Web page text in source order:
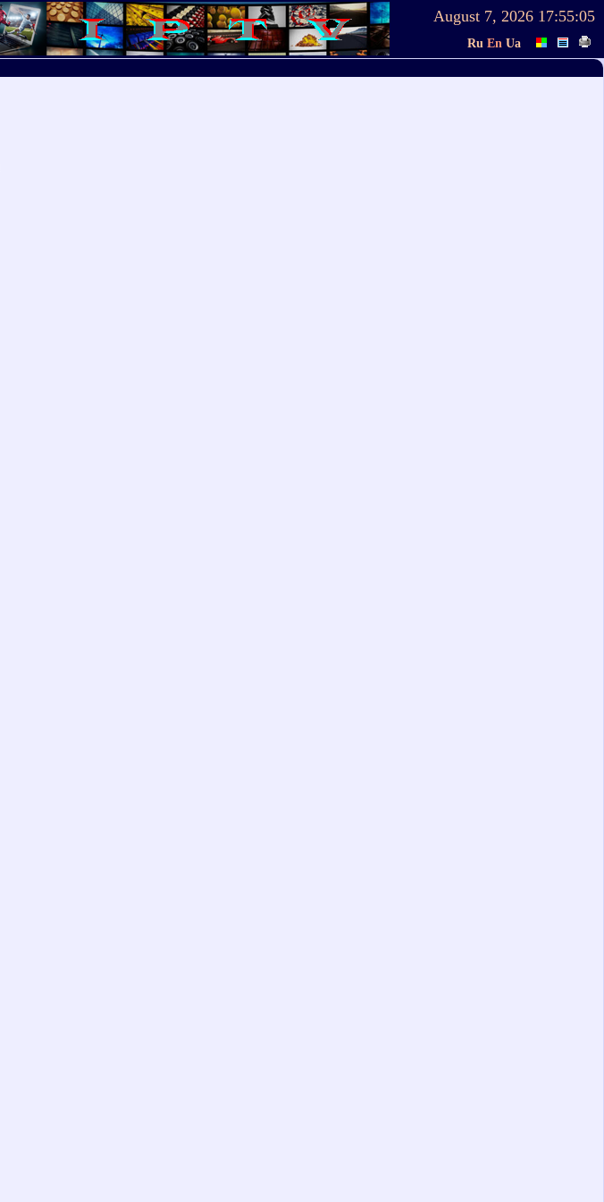
August 7, 2026 17:55:05
Ru En Ua